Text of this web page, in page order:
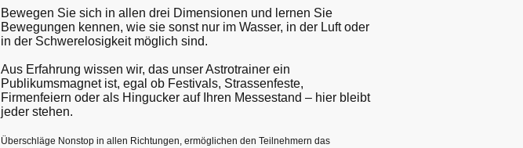
Bewegen Sie sich in allen drei Dimensionen und lernen Sie
Bewegungen kennen, wie sie sonst nur im Wasser, in der Luft oder
in der Schwerelosigkeit möglich sind.
Aus Erfahrung wissen wir, das unser Astrotrainer ein
Publikumsmagnet ist, egal ob Festivals, Strassenfeste,
Firmenfeiern oder als Hingucker auf Ihren Messestand – hier bleibt
jeder stehen.
Überschläge Nonstop in allen Richtungen, ermöglichen den Teilnehmern das